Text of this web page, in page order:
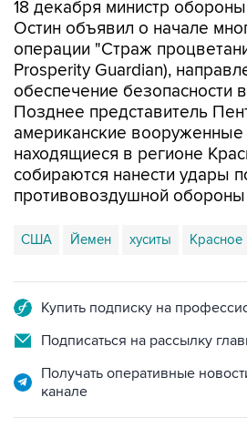
операции "Страж
Prosperity Guardian),
обеспечение безопасности
Позднее представитель
американские вооруженные
находящиеся в регионе
собираются нанести удары
противовоздушной обороны
США Йемен хуситы
Подписаться на рассылку
Получать оперативные
НОВОСТИ ПО ТЕМЕ